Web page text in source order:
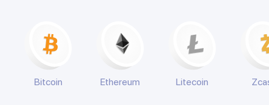
Bitcoin Ethereum Litecoin